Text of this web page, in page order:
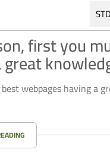
first you
webpages having a